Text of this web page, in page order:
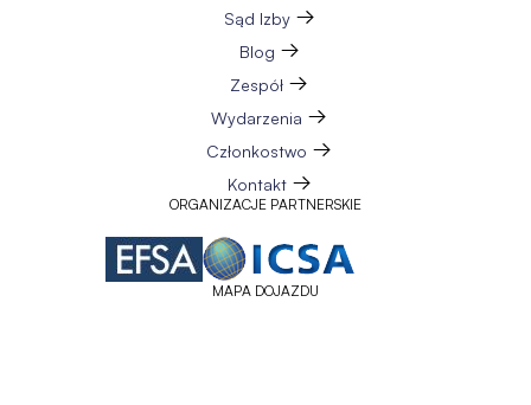
Sąd Izby
Blog
Zespół
Wydarzenia
Członkostwo
Kontakt
ORGANIZACJE PARTNERSKIE
MAPA DOJAZDU